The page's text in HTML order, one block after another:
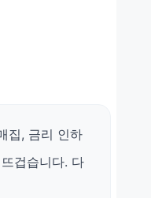
집, 금리 인하
겁습니다. 다